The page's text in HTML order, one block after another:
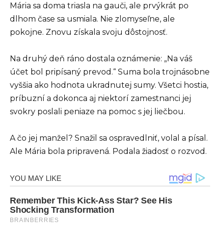
Mária sa doma triasla na gauči, ale prvýkrát po
dlhom čase sa usmiala. Nie zlomyseľne, ale
pokojne. Znovu získala svoju dôstojnosť.
Na druhý deň ráno dostala oznámenie: „Na váš
účet bol pripísaný prevod.“ Suma bola trojnásobne
vyššia ako hodnota ukradnutej sumy. Všetci hostia,
príbuzní a dokonca aj niektorí zamestnanci jej
svokry poslali peniaze na pomoc s jej liečbou.
A čo jej manžel? Snažil sa ospravedlniť, volal a písal.
Ale Mária bola pripravená. Podala žiadosť o rozvod.